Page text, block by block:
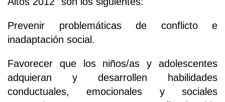
Prevenir problemáticas de conflicto e
inadaptación social.
Favorecer que los niños/as y adolescentes
adquieran y desarrollen habilidades
conductuales, emocionales y sociales